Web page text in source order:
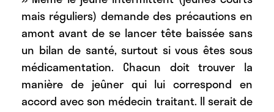
mais réguliers) demande des précautions en
amont avant de se lancer tête baissée sans
un bilan de santé, surtout si vous êtes sous
médicamentation. Chacun doit trouver la
manière de jeûner qui lui correspond en
accord avec son médecin traitant. Il serait de